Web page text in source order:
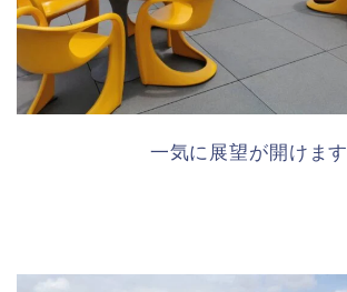
一気に展望が開けます